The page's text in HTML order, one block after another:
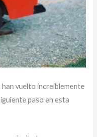
han vuelto increíblemente
paso en esta